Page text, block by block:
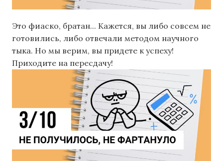
Это фиаско, братан... Кажется, вы либо совсем не
готовились, либо отвечали методом научного
тыка. Но мы верим, вы придете к успеху!
Приходите на пересдачу!